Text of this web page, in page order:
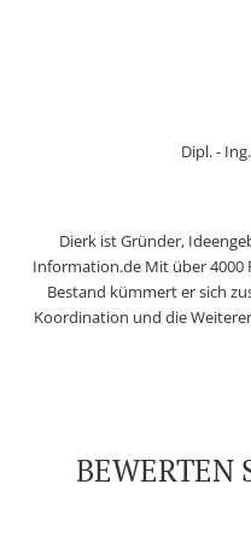
Dipl. -
Dierk ist Gründer,
Information.de Mit über 4000
Bestand kümmert er sich
Koordination und die
BEWERTEN